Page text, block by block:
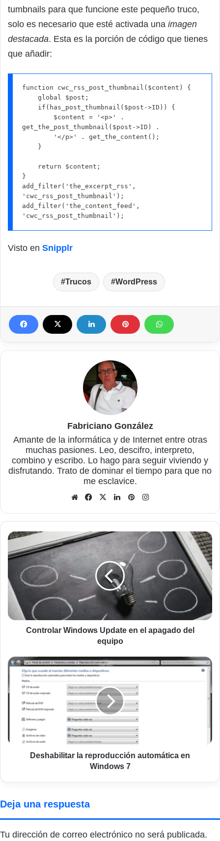
tumbnails para que funcione este pequeño truco,
solo es necesario que esté activada una imagen
destacada. Esta es la porción de código que tienes
que añadir:
function cwc_rss_post_thumbnail($content) {
get_the_post_thumbnail($post->ID) .
}
add_filter('the_excerpt_rss',
'cwc_rss_post_thumbnail');
add_filter('the_content_feed',
'cwc_rss_post_thumbnail');
Visto en Snipplr
Trucos WordPress
Fabriciano González
Amante de la informática y de Internet entre otras
muchas pasiones. Leo, descifro, interpreto,
combino y escribo. Lo hago para seguir viviendo y
disfrutando. Trato de dominar el tiempo para que no
me esclavice.
Sitio
Facebook
X LinkedInPinterest
Controlar
Windows
Update
el
apagado
del
equipo
Controlar Windows Update en el apagado del
equipo
Deshabilitar
la
reproducción
automática
en
Windows
7
Deshabilitar la reproducción automática en
Windows 7
Deja una respuesta
Tu dirección de correo electrónico no será publicada.